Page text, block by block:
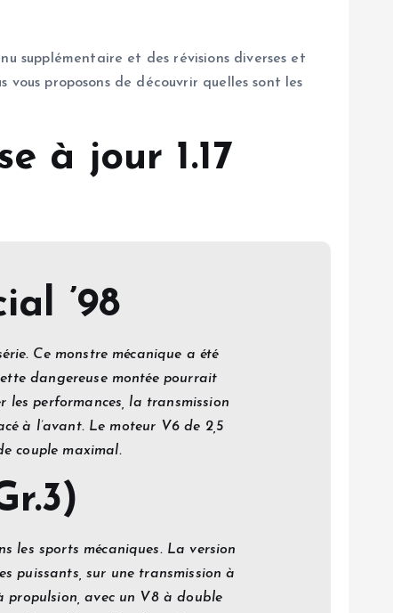
supplémentaire et des révisions diverses et
vous proposons de découvrir quelles sont les
à jour 1.17
’98
Ce monstre mécanique a été
dangereuse montée pourrait
les performances, la transmission
à l’avant. Le moteur V6 de 2,5
couple maximal.
les sports mécaniques. La version
puissants, sur une transmission à
propulsion, avec un V8 à double